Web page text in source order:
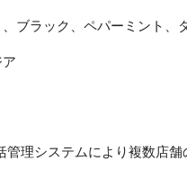
ブラック、ペパーミント、
理システムにより複数店舗